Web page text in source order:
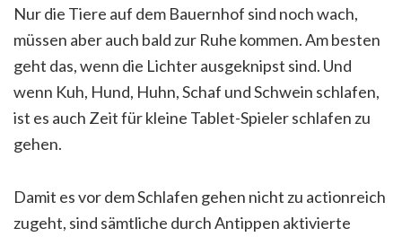
Nur die Tiere auf dem Bauernhof sind noch wach,
müssen aber auch bald zur Ruhe kommen. Am besten
geht das, wenn die Lichter ausgeknipst sind. Und
wenn Kuh, Hund, Huhn, Schaf und Schwein schlafen,
ist es auch Zeit für kleine Tablet-Spieler schlafen zu
gehen.
Damit es vor dem Schlafen gehen nicht zu actionreich
zugeht, sind sämtliche durch Antippen aktivierte